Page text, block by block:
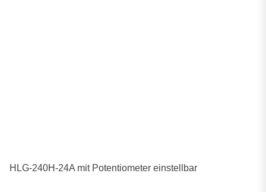
HLG-240H-24A mit Potentiometer einstellbar